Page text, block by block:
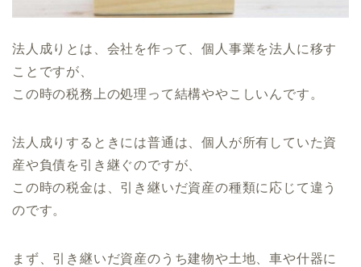
法人成りとは、会社を作って、個人事業を法人に移す
ことですが、
この時の税務上の処理って結構ややこしいんです。
法人成りするときには普通は、個人が所有していた資
産や負債を引き継ぐのですが、
この時の税金は、引き継いだ資産の種類に応じて違う
のです。
まず、引き継いだ資産のうち建物や土地、車や什器に